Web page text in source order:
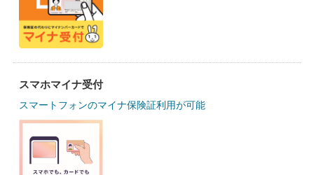
スマホマイナ受付
スマートフォンのマイナ保険証利用が可能